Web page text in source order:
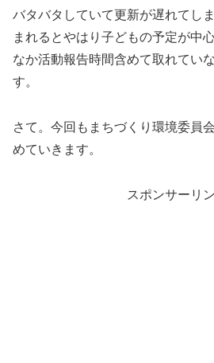
バタバタしていて更新が遅れてし
まれるとやはり子どもの予定が中
なか活動報告時間含めて取れてい
す。
さて。今回もまちづくり環境委員
めていきます。
スポンサーリ